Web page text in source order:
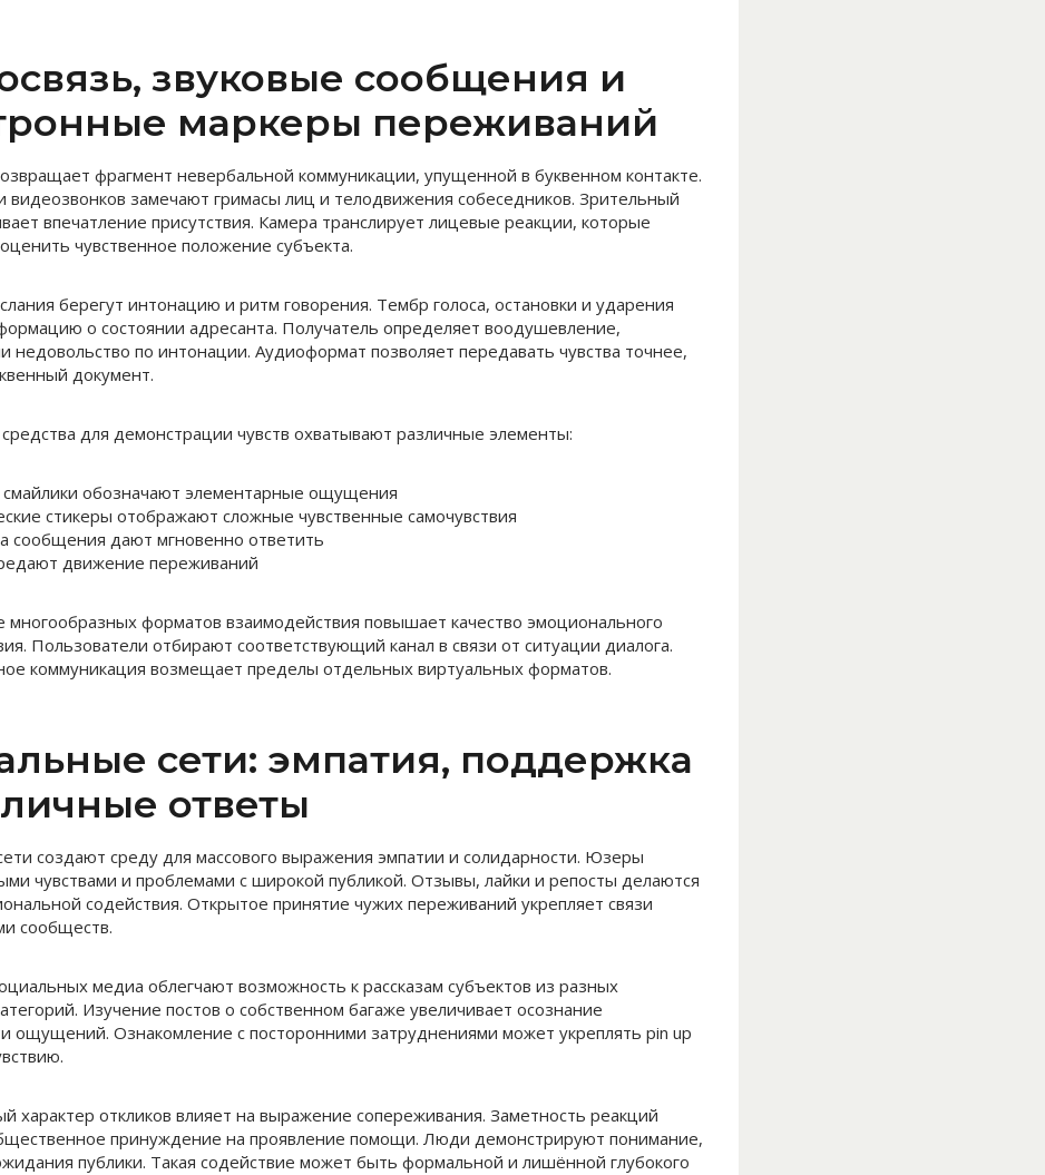
звуковые сообщения и
маркеры переживаний
фрагмент невербальной коммуникации, упущенной в буквенном контакте.
видеозвонков замечают гримасы лиц и телодвижения собеседников. Зрительный
впечатление присутствия. Камера транслирует лицевые реакции, которые
чувственное положение субъекта.
берегут интонацию и ритм говорения. Тембр голоса, остановки и ударения
о состоянии адресанта. Получатель определяет воодушевление,
недовольство по интонации. Аудиоформат позволяет передавать чувства точнее,
документ.
для демонстрации чувств охватывают различные элементы:
обозначают элементарные ощущения
стикеры отображают сложные чувственные самочувствия
сообщения дают мгновенно ответить
движение переживаний
форматов взаимодействия повышает качество эмоционального
Пользователи отбирают соответствующий канал в связи от ситуации диалога.
коммуникация возмещает пределы отдельных виртуальных форматов.
сети: эмпатия, поддержка
ответы
создают среду для массового выражения эмпатии и солидарности. Юзеры
чувствами и проблемами с широкой публикой. Отзывы, лайки и репосты делаются
содействия. Открытое принятие чужих переживаний укрепляет связи
сообществ.
медиа облегчают возможность к рассказам субъектов из разных
Изучение постов о собственном багаже увеличивает осознание
ощущений. Ознакомление с посторонними затруднениями может укреплять pin up
характер откликов влияет на выражение сопереживания. Заметность реакций
принуждение на проявление помощи. Люди демонстрируют понимание,
публики. Такая содействие может быть формальной и лишённой глубокого